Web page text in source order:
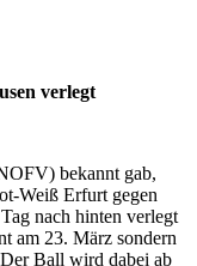
verlegt
bekannt gab,
Weiß Erfurt gegen
nach hinten verlegt
am 23. März sondern
Ball wird dabei ab